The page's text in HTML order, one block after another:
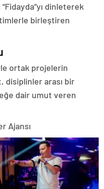
dinleterek
birleştiren
ortak projelerin
disiplinler arası bir
dair umut veren
Ajansı